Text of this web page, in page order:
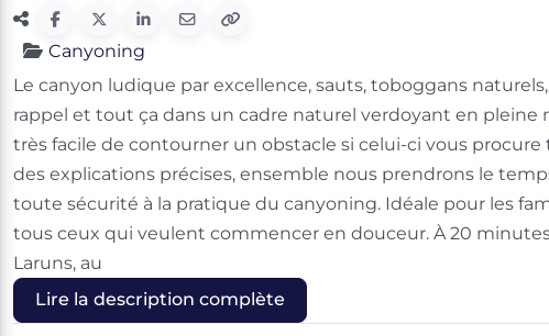
Canyoning
Le canyon ludique par excellence, sauts, toboggans
rappel et tout ça dans un cadre naturel verdoyant en pleine
très facile de contourner un obstacle si celui-ci vous procure
des explications précises, ensemble nous prendrons le
toute sécurité à la pratique du canyoning. Idéale pour les
tous ceux qui veulent commencer en douceur. À 20
Laruns, au
Lire la description complète